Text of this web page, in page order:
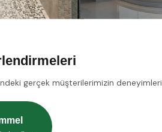
gerçek müşterilerimizin deneyimleri